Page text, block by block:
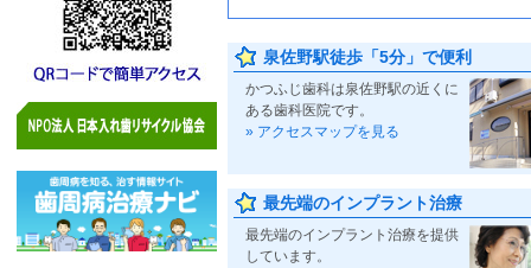
泉佐野駅徒歩「5分」で便利
かつふじ歯科は泉佐野駅の近くに
ある歯科医院です。
» アクセスマップを見る
最先端のインプラント治療
最先端のインプラント治療を提供
しています。